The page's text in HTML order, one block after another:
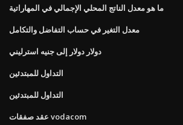
ما هو معدل الناتج المحلي الإجمالي في المهاراتية
معدل التغير في حساب التفاضل والتكامل
دولار دولار إلى جنيه استرليني
التداول للمبتدئين
التداول للمبتدئين
عقد صفقات vodacom